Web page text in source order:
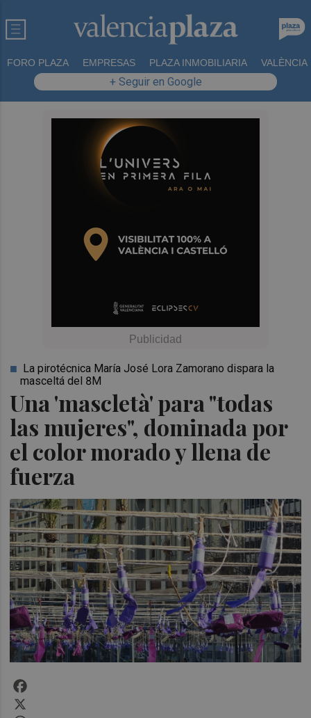
FORO PLAZA EMPRESAS PLAZA INMOBILIARIA VALÈNCIA
+ Seguir en Google
Una 'mascletà' para "todas
las mujeres", dominada por
el color morado y llena de
fuerza
La pirotécnica María José Lora Zamorano dispara la
masceltá del 8M